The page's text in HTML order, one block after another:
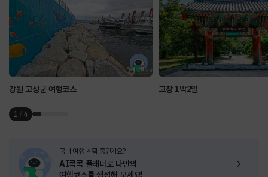
강원 고성군 여행코스 고창 1박2일
1 / 4
국내 여행 계획 중인가요?
AI콕콕 플래너로 나만의
여행코스를 생성해 보세요!